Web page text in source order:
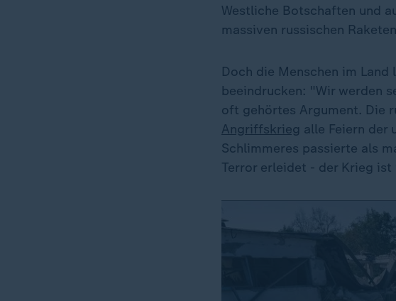
Westliche Botschaften und
massiven russischen
Doch die Menschen im
beeindrucken: "Wir werden
oft gehörtes Argument. Die
Angriffskrieg alle Feiern der
Schlimmeres passierte als
Terror erleidet - der Krieg ist